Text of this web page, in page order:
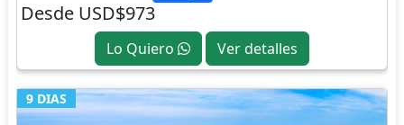
Desde USD$973
Lo Quiero Ver detalles
9 DIAS